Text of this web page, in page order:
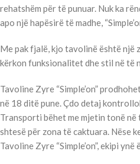
rehatshëm për të punuar. Nuk ka
apo një hapësirë të madhe,
Me pak fjalë, kjo tavolinë është një
kërkon funksionalitet dhe stil në të
Tavoline Zyre “Simple’on”
në 18 ditë pune. Çdo detaj
Transporti bëhet me mjetin tonë
shtesë për zona të caktuara. Nëse
Tavoline Zyre “Simple’on”, ekipi